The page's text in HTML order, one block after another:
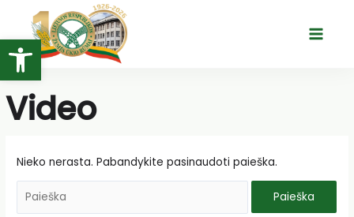
Open toolbar
turinio
Main
Video
Nieko nerasta. Pabandykite pasinaudoti paieška.
Ieškoti: